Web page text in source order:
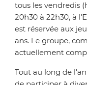
tous les vendredis
20h30 à 22h30, à
est réservée aux
ans. Le groupe,
actuellement
Tout au long de